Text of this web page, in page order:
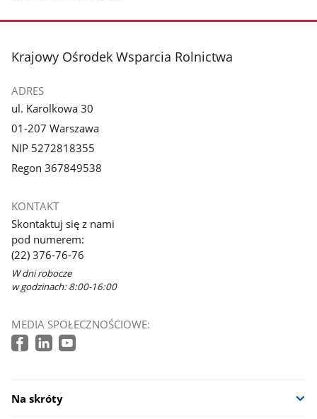
stopka
Krajowy Ośrodek Wsparcia Rolnictwa
ADRES
ul. Karolkowa 30
01-207 Warszawa
NIP 5272818355
Regon 367849538
KONTAKT
Skontaktuj się z nami
pod numerem:
(22) 376-76-76
W dni robocze
w godzinach: 8:00-16:00
MEDIA SPOŁECZNOŚCIOWE:
Na skróty